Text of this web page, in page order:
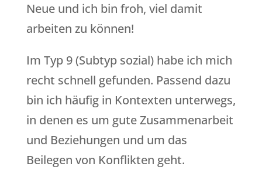
Neue und ich bin froh, viel damit
arbeiten zu können!
Im Typ 9 (Subtyp sozial) habe ich mich
recht schnell gefunden. Passend dazu
bin ich häufig in Kontexten unterwegs,
in denen es um gute Zusammenarbeit
und Beziehungen und um das
Beilegen von Konflikten geht.